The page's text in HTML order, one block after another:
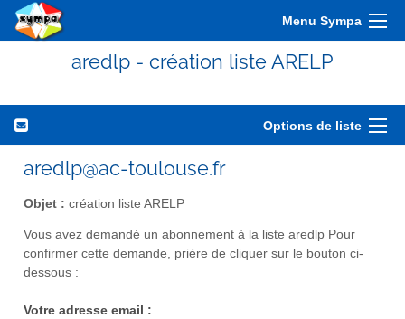
Menu Sympa
aredlp - création liste ARELP
Options de liste
aredlp@ac-toulouse.fr
Objet : création liste ARELP
Vous avez demandé un abonnement à la liste aredlp Pour
confirmer cette demande, prière de cliquer sur le bouton ci-
dessous :
Votre adresse email :